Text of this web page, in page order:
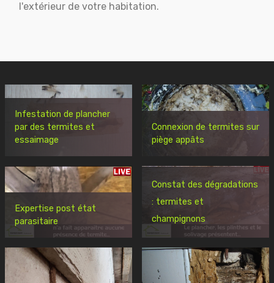
l'extérieur de votre habitation.
Infestation de plancher
par des termites et
essaimage
Connexion de termites sur
piège appâts
Expertise post état
parasitaire
Constat des dégradations
: termites et
champignons